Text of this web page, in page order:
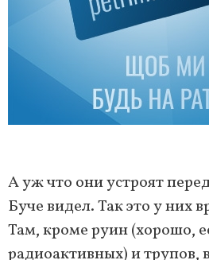
А уж что они устроят
Буче видел. Так это у них
Там, кроме руин (хорошо,
радиоактивных) и трупов,